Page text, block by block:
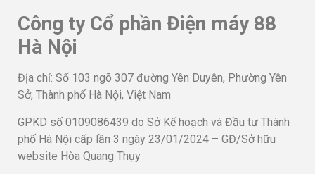
Công ty Cổ phần Điện máy 88
Hà Nội
Địa chỉ: Số 103 ngõ 307 đường Yên Duyên, Phường Yên
Sở, Thành phố Hà Nội, Việt Nam
GPKD số 0109086439 do Sở Kế hoạch và Đầu tư Thành
phố Hà Nội cấp lần 3 ngày 23/01/2024 – GĐ/Sở hữu
website Hòa Quang Thụy